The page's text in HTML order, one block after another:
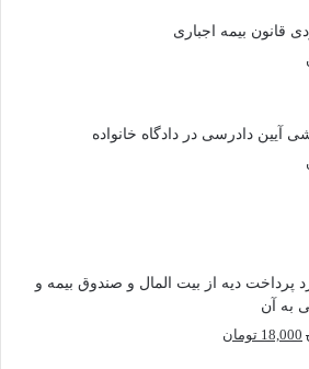
قانون بیمه اجباری
آیین دادرسی در دادگاه خانواده
پرداخت دیه از بیت المال و صندوق بیمه و
به آن
قیمت
18,000 تومان